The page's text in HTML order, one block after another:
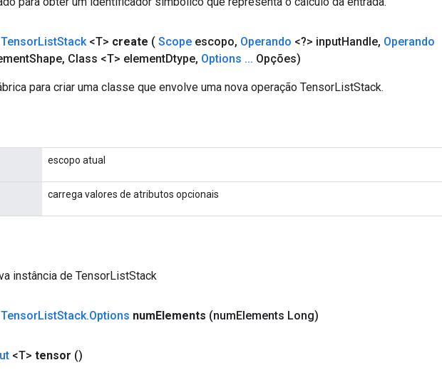
TensorListStack<T> create ( Scope escopo, Operando <?> inputHandle, Operando
Shape, Class <T> elementDtype, Options ... Opções)
para criar uma classe que envolve uma nova operação TensorListStack.
escopo atual
carrega valores de atributos opcionais
instância de TensorListStack
TensorListStack.Options numElements (numElements Long)
<T> tensor ()